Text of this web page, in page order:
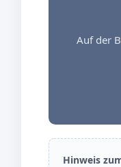
Auf der
Hinweis